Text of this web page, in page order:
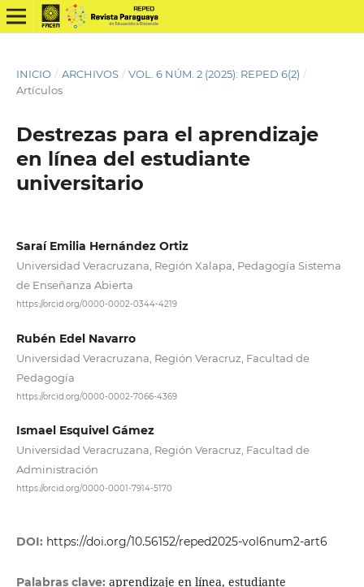
INICIO / ARCHIVOS / VOL. 6 NÚM. 2 (2025): REPED 6(2) /
Artículos
Destrezas para el aprendizaje
en línea del estudiante
universitario
Saraí Emilia Hernández Ortiz
Universidad Veracruzana, Región Xalapa, Pedagogía Sistema
de Enseñanza Abierta
https://orcid.org/0000-0002-0344-4219
Rubén Edel Navarro
Universidad Veracruzana, Región Veracruz, Facultad de
Pedagogía
https://orcid.org/0000-0002-7066-4369
Ismael Esquivel Gámez
Universidad Veracruzana, Región Veracruz, Facultad de
Administración
https://orcid.org/0000-0001-7914-5170
DOI: https://doi.org/10.56152/reped2025-vol6num2-art6
Palabras clave: aprendizaje en línea, estudiante